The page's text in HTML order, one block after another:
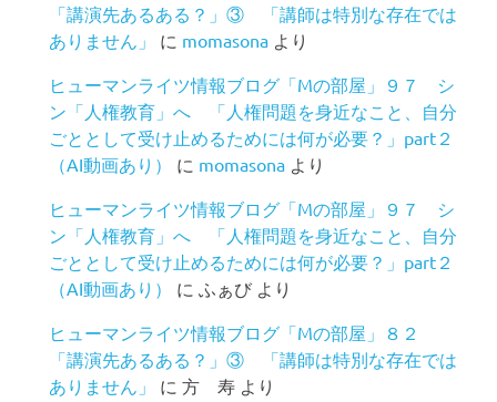
「講演先あるある？」③ 「講師は特別な存在では
ありません」
に momasona より
ヒューマンライツ情報ブログ「Mの部屋」９７ シ
ン「人権教育」へ 「人権問題を身近なこと、自分
ごととして受け止めるためには何が必要？」part２
（AI動画あり）
に momasona より
ヒューマンライツ情報ブログ「Mの部屋」９７ シ
ン「人権教育」へ 「人権問題を身近なこと、自分
ごととして受け止めるためには何が必要？」part２
（AI動画あり）
に ふぁび より
ヒューマンライツ情報ブログ「Mの部屋」８２
「講演先あるある？」③ 「講師は特別な存在では
ありません」
に 方 寿 より